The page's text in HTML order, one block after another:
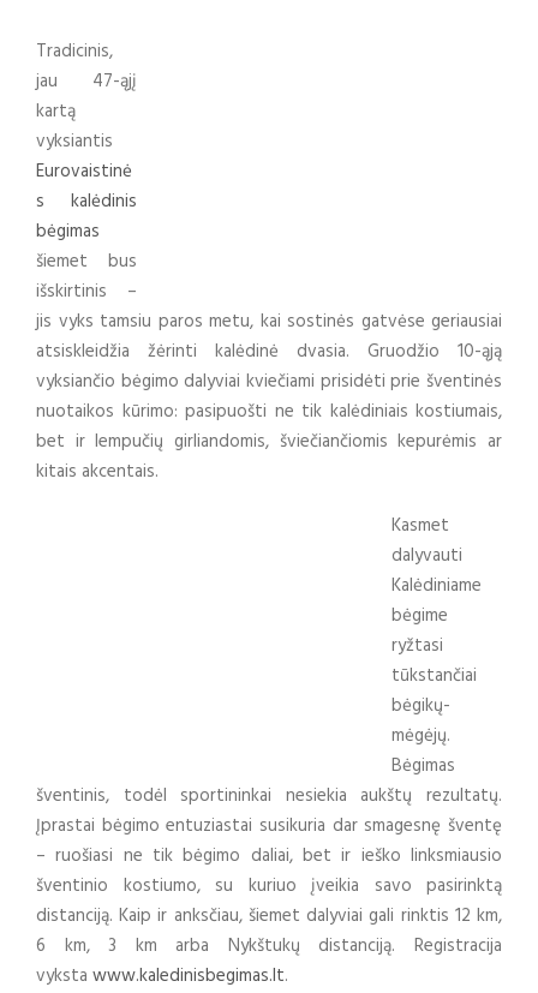
Tradicinis,
jau 47-ąjį
kartą
vyksiantis
Eurovaistinė
s kalėdinis
bėgimas
šiemet bus
išskirtinis –
jis vyks tamsiu paros metu, kai sostinės gatvėse geriausiai
atsiskleidžia žėrinti kalėdinė dvasia. Gruodžio 10-ąją
vyksiančio bėgimo dalyviai kviečiami prisidėti prie šventinės
nuotaikos kūrimo: pasipuošti ne tik kalėdiniais kostiumais,
bet ir lempučių girliandomis, šviečiančiomis kepurėmis ar
kitais akcentais.
Kasmet
dalyvauti
Kalėdiniame
bėgime
ryžtasi
tūkstančiai
bėgikų-
mėgėjų.
Bėgimas
šventinis, todėl sportininkai nesiekia aukštų rezultatų.
Įprastai bėgimo entuziastai susikuria dar smagesnę šventę
– ruošiasi ne tik bėgimo daliai, bet ir ieško linksmiausio
šventinio kostiumo, su kuriuo įveikia savo pasirinktą
distanciją. Kaip ir anksčiau, šiemet dalyviai gali rinktis 12 km,
6 km, 3 km arba Nykštukų distanciją. Registracija
vyksta www.kaledinisbegimas.lt.